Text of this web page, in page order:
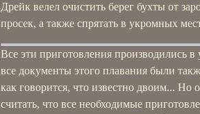
Дрейк велел очистить берег бухты от
просек, а также спрятать в укромных
Все эти приготовления производились
все документы этого плавания были
как говорится, что известно двоим...
считать, что все необходимые